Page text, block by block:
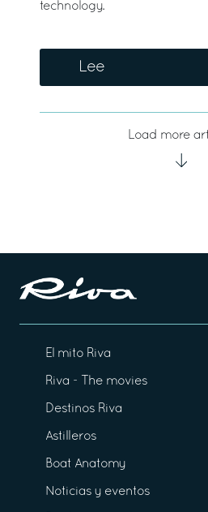
technology.
Lee
Load more
El mito Riva
Riva - The movies
Destinos Riva
Astilleros
Boat Anatomy
Noticias y eventos